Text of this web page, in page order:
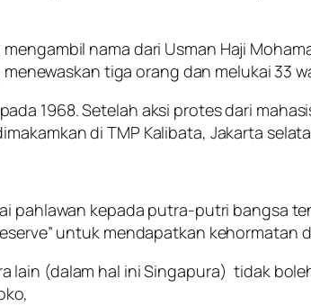
nama dari Usman Haji
tiga orang dan melukai 33
1968. Setelah aksi protes dari
di TMP Kalibata, Jakarta
pahlawan kepada putra-putri bangsa
” untuk mendapatkan kehormatan
lain (dalam hal ini Singapura) tidak